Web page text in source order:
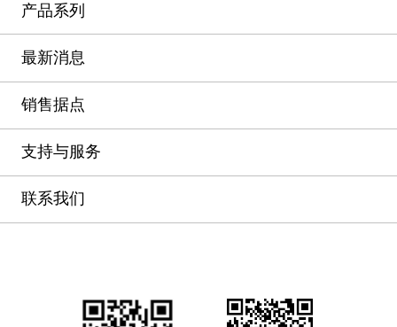
产品系列
最新消息
销售据点
支持与服务
联系我们